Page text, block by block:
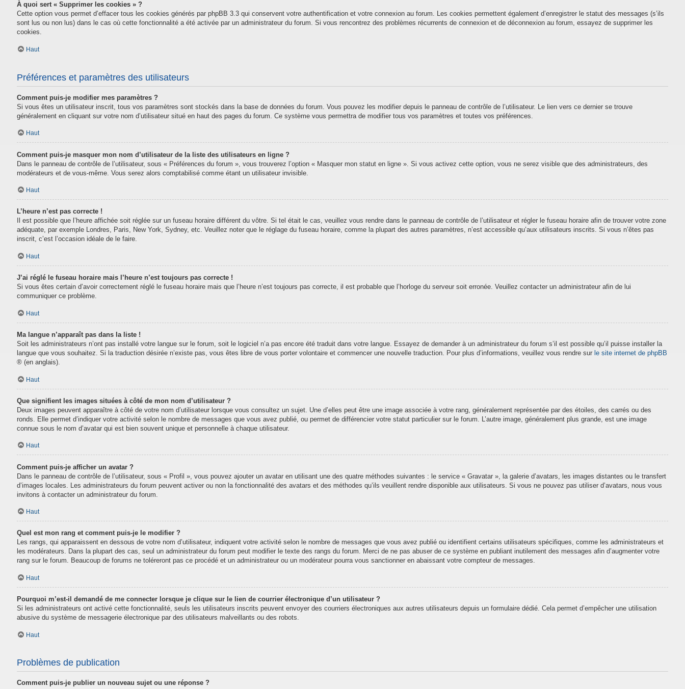
À quoi sert « Supprimer les cookies » ?
Cette option vous permet d’effacer tous les cookies générés par phpBB 3.3 qui conservent votre authentification et votre connexion au forum. Les cookies permettent également d’enregistrer le statut des messages (s’ils
sont lus ou non lus) dans le cas où cette fonctionnalité a été activée par un administrateur du forum. Si vous rencontrez des problèmes récurrents de connexion et de déconnexion au forum, essayez de supprimer les
cookies.
Haut
Préférences et paramètres des utilisateurs
Comment puis-je modifier mes paramètres ?
Si vous êtes un utilisateur inscrit, tous vos paramètres sont stockés dans la base de données du forum. Vous pouvez les modifier depuis le panneau de contrôle de l’utilisateur. Le lien vers ce dernier se trouve
généralement en cliquant sur votre nom d’utilisateur situé en haut des pages du forum. Ce système vous permettra de modifier tous vos paramètres et toutes vos préférences.
Haut
Comment puis-je masquer mon nom d’utilisateur de la liste des utilisateurs en ligne ?
Dans le panneau de contrôle de l’utilisateur, sous « Préférences du forum », vous trouverez l’option « Masquer mon statut en ligne ». Si vous activez cette option, vous ne serez visible que des administrateurs, des
modérateurs et de vous-même. Vous serez alors comptabilisé comme étant un utilisateur invisible.
Haut
L’heure n’est pas correcte !
Il est possible que l’heure affichée soit réglée sur un fuseau horaire différent du vôtre. Si tel était le cas, veuillez vous rendre dans le panneau de contrôle de l’utilisateur et régler le fuseau horaire afin de trouver votre zone
adéquate, par exemple Londres, Paris, New York, Sydney, etc. Veuillez noter que le réglage du fuseau horaire, comme la plupart des autres paramètres, n’est accessible qu’aux utilisateurs inscrits. Si vous n’êtes pas
inscrit, c’est l’occasion idéale de le faire.
Haut
J’ai réglé le fuseau horaire mais l’heure n’est toujours pas correcte !
Si vous êtes certain d’avoir correctement réglé le fuseau horaire mais que l’heure n’est toujours pas correcte, il est probable que l’horloge du serveur soit erronée. Veuillez contacter un administrateur afin de lui
communiquer ce problème.
Haut
Ma langue n’apparaît pas dans la liste !
Soit les administrateurs n’ont pas installé votre langue sur le forum, soit le logiciel n’a pas encore été traduit dans votre langue. Essayez de demander à un administrateur du forum s’il est possible qu’il puisse installer la
langue que vous souhaitez. Si la traduction désirée n’existe pas, vous êtes libre de vous porter volontaire et commencer une nouvelle traduction. Pour plus d’informations, veuillez vous rendre sur le site internet de phpBB
® (en anglais).
Haut
Que signifient les images situées à côté de mon nom d’utilisateur ?
Deux images peuvent apparaître à côté de votre nom d’utilisateur lorsque vous consultez un sujet. Une d’elles peut être une image associée à votre rang, généralement représentée par des étoiles, des carrés ou des
ronds. Elle permet d’indiquer votre activité selon le nombre de messages que vous avez publié, ou permet de différencier votre statut particulier sur le forum. L’autre image, généralement plus grande, est une image
connue sous le nom d’avatar qui est bien souvent unique et personnelle à chaque utilisateur.
Haut
Comment puis-je afficher un avatar ?
Dans le panneau de contrôle de l’utilisateur, sous « Profil », vous pouvez ajouter un avatar en utilisant une des quatre méthodes suivantes : le service « Gravatar », la galerie d’avatars, les images distantes ou le transfert
d’images locales. Les administrateurs du forum peuvent activer ou non la fonctionnalité des avatars et des méthodes qu’ils veuillent rendre disponible aux utilisateurs. Si vous ne pouvez pas utiliser d’avatars, nous vous
invitons à contacter un administrateur du forum.
Haut
Quel est mon rang et comment puis-je le modifier ?
Les rangs, qui apparaissent en dessous de votre nom d’utilisateur, indiquent votre activité selon le nombre de messages que vous avez publié ou identifient certains utilisateurs spécifiques, comme les administrateurs et
les modérateurs. Dans la plupart des cas, seul un administrateur du forum peut modifier le texte des rangs du forum. Merci de ne pas abuser de ce système en publiant inutilement des messages afin d’augmenter votre
rang sur le forum. Beaucoup de forums ne toléreront pas ce procédé et un administrateur ou un modérateur pourra vous sanctionner en abaissant votre compteur de messages.
Haut
Pourquoi m’est-il demandé de me connecter lorsque je clique sur le lien de courrier électronique d’un utilisateur ?
Si les administrateurs ont activé cette fonctionnalité, seuls les utilisateurs inscrits peuvent envoyer des courriers électroniques aux autres utilisateurs depuis un formulaire dédié. Cela permet d’empêcher une utilisation
abusive du système de messagerie électronique par des utilisateurs malveillants ou des robots.
Haut
Problèmes de publication
Comment puis-je publier un nouveau sujet ou une réponse ?